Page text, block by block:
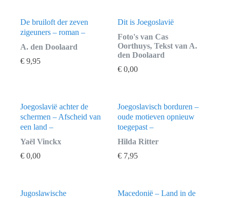
De bruiloft der zeven
zigeuners – roman –
A. den Doolaard
€ 9,95
Dit is Joegoslavië
Foto's van Cas
Oorthuys, Tekst van A.
den Doolaard
€ 0,00
Joegoslavië achter de
schermen – Afscheid van
een land –
Yaël Vinckx
€ 0,00
Joegoslavisch borduren –
oude motieven opnieuw
toegepast –
Hilda Ritter
€ 7,95
Jugoslawische
Macedonië – Land in de